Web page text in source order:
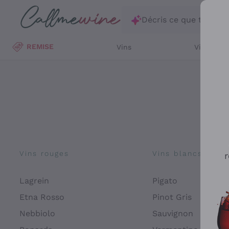
Passer au contenu principal
Décris ce que tu
REMISE Vins Vins
Vins rouges
Lagrein
Etna Rosso
Nebbiolo
Vins blancs
Pigato
Pinot Gris
Sauvignon